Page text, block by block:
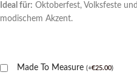
Ideal für: Oktoberfest, Volksfeste
modischem Akzent.
Made To Measure (+€25.00)